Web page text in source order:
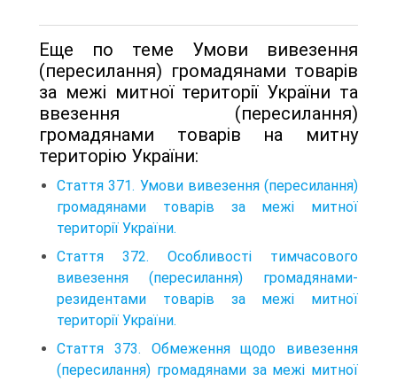
Еще по теме Умови вивезення
(пересилання) громадянами товарів
за межі митної території України та
ввезення (пересилання)
громадянами товарів на митну
територію України:
Стаття 371. Умови вивезення (пересилання)
громадянами товарів за межі митної
території України.
Стаття 372. Особливості тимчасового
вивезення (пересилання) громадянами-
резидентами товарів за межі митної
території України.
Стаття 373. Обмеження щодо вивезення
(пересилання) громадянами за межі митної